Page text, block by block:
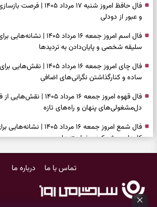
فال حافظ امروز شنبه ۱۷
و عبور از دودلی
فال اسم امروز جمعه ۱۶
سلیقه شخصی و پایان‌دادن به تردیدها
فال چای امروز جمعه ۱۶
ساده و کنارگذاشتن نگرانی‌های اضافی
فال قهوه امروز جمعه ۱۶
دل‌مشغولی‌های پنهان و راه‌های تازه
فال شمع امروز جمعه ۱۶
کارها و روشن‌کردن خواسته‌ها
انتخاب درست و حفظ فرصت‌های ارزشمند
فال تاروت امروز جمعه ۱۶
شنیدن ندای درون و حرکت در زمان مناسب
تماس با ما درباره ما